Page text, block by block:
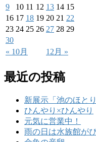
« 10月 12月 »
9
10 11 12 13 14 15
16 17 18 19 20 21 22
23 24 25 26 27 28 29
30
最近の投稿
新展示「池のほと
ひんやり×ひんやり
元気に営業中！
雨の日は水族館が